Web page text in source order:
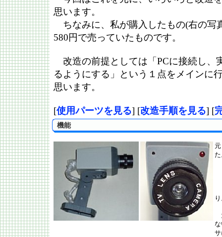
思います。
ちなみに、私が購入したもの(右の写
580円で売っていたものです。
改造の前提としては「PCに接続し、
るようにする」という１点をメインに
思います。
[使用パーツを見る] [改造手順を見る] [
機能